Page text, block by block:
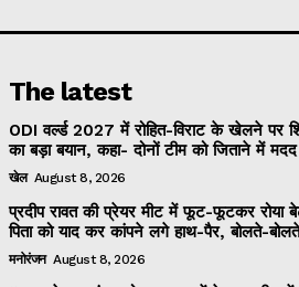
The latest
ODI वर्ल्ड 2027 में रोहित-विराट के खेलने पर
का बड़ा बयान, कहा- दोनों टीम को जिताने में
खेल August 8, 2026
प्रदीप रावत की प्रेयर मीट में फूट-फूटकर रोया
पिता को याद कर कांपने लगे हाथ-पैर, बोलते-
मनोरंजन August 8, 2026